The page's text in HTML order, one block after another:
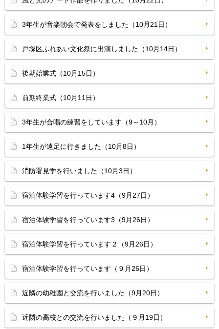
3年生が音楽朝会で発表をしました（10月21日）
戸塚区ふれあい文化祭に出演しました（10月14日）
後期始業式（10月15日）
前期終業式（10月11日）
3年生が合唱の練習をしています（9～10月）
1年生が遠足に行きました（10月8日）
消防署見学を行いました（10月3日）
宿泊体験学習を行っています4（9月27日）
宿泊体験学習を行っています3（9月26日）
宿泊体験学習を行っています２（9月26日）
宿泊体験学習を行っています（９月26日）
近隣の幼稚園と交流を行いました（9月20日）
近隣の高校との交流を行いました（９月19日）